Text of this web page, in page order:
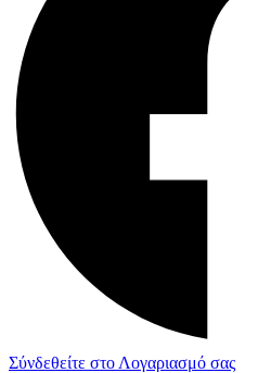
Σύνδεθείτε στο Λογαριασμό σας